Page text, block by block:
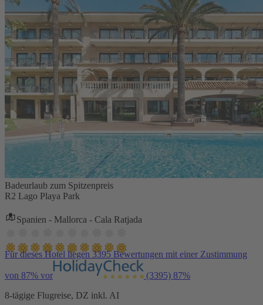
Badeurlaub zum Spitzenpreis
R2 Lago Playa Park
Spanien - Mallorca - Cala Ratjada
Für dieses Hotel liegen 3395 Bewertungen mit einer Zustimmung
von 87% vor (3395) 87%
8-tägige Flugreise, DZ inkl. AI